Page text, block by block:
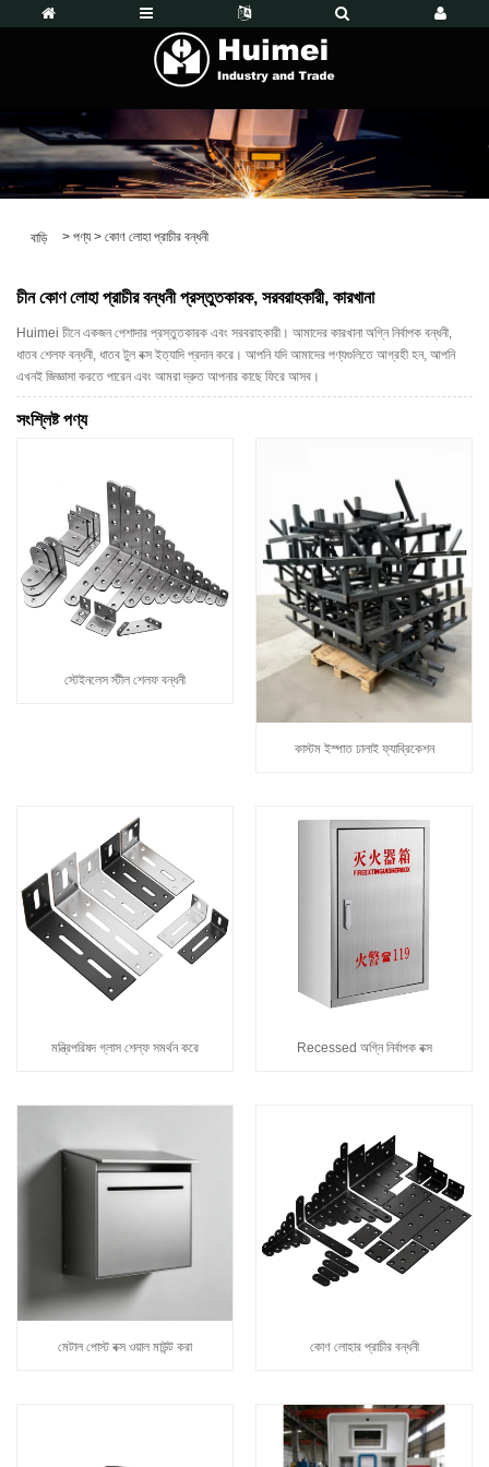
বাড়ি > পণ্য > কোণ লোহা প্রাচীর বন্ধনী
চীন কোণ লোহা প্রাচীর বন্ধনী প্রস্তুতকারক, সরবরাহকারী, কারখানা
Huimei চীনে একজন পেশাদার প্রস্তুতকারক এবং সরবরাহকারী। আমাদের কারখানা অগ্নি নির্বাপক বন্ধনী,
ধাতব শেলফ বন্ধনী, ধাতব টুল বক্স ইত্যাদি প্রদান করে। আপনি যদি আমাদের পণ্যগুলিতে আগ্রহী হন, আপনি
এখনই জিজ্ঞাসা করতে পারেন এবং আমরা দ্রুত আপনার কাছে ফিরে আসব।
সংশ্লিষ্ট পণ্য
স্টেইনলেস স্টীল শেলফ বন্ধনী
কাস্টম ইস্পাত ঢালাই ফ্যাব্রিকেশন
মন্ত্রিপরিষদ গ্লাস শেল্ফ সমর্থন করে Recessed অগ্নি নির্বাপক বক্স
মেটাল পোস্ট বক্স ওয়াল মাউন্ট করা কোণ লোহার প্রাচীর বন্ধনী